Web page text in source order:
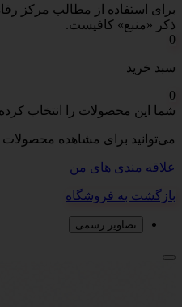
برای استفاده از مطالب مرکز
ذکر «منبع» کافیست.
0
سبد خرید
0
شما این محصولات را انتخاب کرده
می‌توانید برای مشاهده
علاقه مندی های من
بازگشت به فروشگاه
تصاویر رسمی